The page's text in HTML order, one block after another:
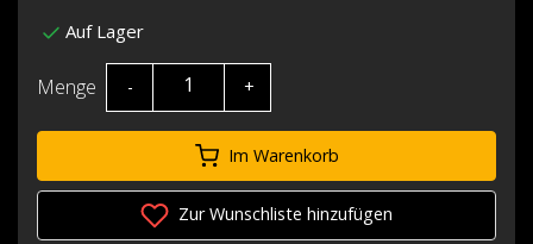
Auf Lager
Menge - +
Im Warenkorb
Zur Wunschliste hinzufügen